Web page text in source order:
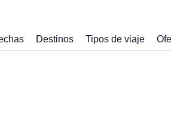
Destinos Tipos de viaje